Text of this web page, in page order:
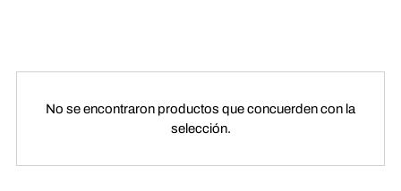
No se encontraron productos que concuerden con la
selección.